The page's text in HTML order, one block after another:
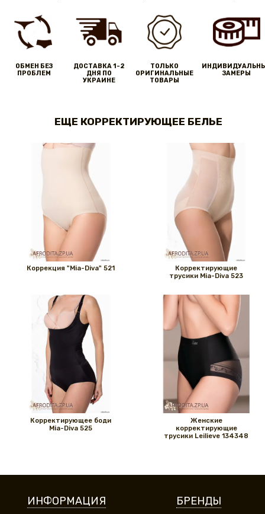
ОБМЕН БЕЗ
ПРОБЛЕМ
ДОСТАВКА 1-2
ДНЯ ПО
УКРАИНЕ
ТОЛЬКО
ОРИГИНАЛЬНЫЕ
ТОВАРЫ
ЗАМЕРЫ
ЕЩЕ КОРРЕКТИРУЮЩЕЕ БЕЛЬЕ
Коррекция "Mia-Diva" 521
Корректирующие
трусики Mia-Diva 523
Корректирующее боди
Mia-Diva 525
Женские
корректирующие
трусики Leilieve 134348
ИНФОРМАЦИЯ БРЕНДЫ